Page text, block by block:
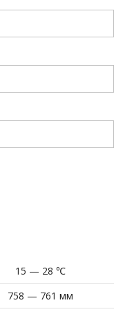
15 — 28 ℃
758 — 761 мм